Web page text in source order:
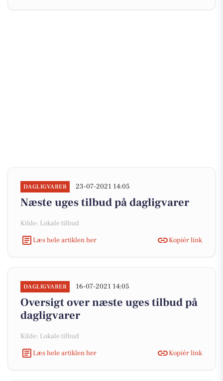
DAGLIGVARER 23-07-2021 14:05
Næste uges tilbud på dagligvarer
Kilde: Lokale tilbud
Læs hele artiklen her
Kopiér link
DAGLIGVARER 16-07-2021 14:05
Oversigt over næste uges tilbud på
dagligvarer
Kilde: Lokale tilbud
Læs hele artiklen her
Kopiér link